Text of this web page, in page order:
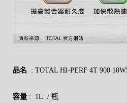
品名 : TOTAL HI-PERF 4T 900
容量 : 1L / 瓶